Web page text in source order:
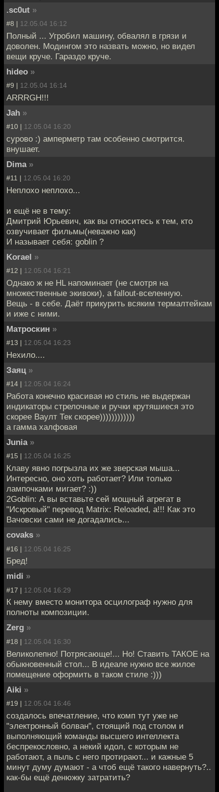
.sc0ut »
#8 | 12.05.04 16:12
Полный ... Угробил машину, обвалял в грязи и
доволен. Модингом это назвать можно, но видел
вещи круче. Гараздо круче.
hideo »
#9 | 12.05.04 16:14
ARRRGH!!!
Jah »
#10 | 12.05.04 16:20
сурово :) амперметр там особенно смотрится.
внушает.
Dima »
#11 | 12.05.04 16:20
Неплохо неплохо...
и ещё не в тему:
Дмитрий Юрьевич, как вы относитесь к тем, кто
озвучивает фильмы(неважно как)
И называет себя: goblin ?
Korael »
#12 | 12.05.04 16:21
Однако ж не HL напоминает (не смотря на
множественные экивоки), а fallout-вселенную.
Вещь - в себе. Даёт прикурить всяким термалтейкам
и иже с ними.
Матроскин »
#13 | 12.05.04 16:23
Нехило....
Заяц »
#14 | 12.05.04 16:24
Работа конечно красивая но стиль не выдержан
индикаторы стрелочные и ручки крутяшиеся это
скорее Ваулт Тек скорее))))))))))))
а гамма халфовая
Junia »
#15 | 12.05.04 16:25
Клаву явно погрызла их же зверская мыша...
Интересно, оно хоть работает? Или только
лампочками мигает? :))
2Goblin: А вы вставьте сей мощный агрегат в
"Искровый" перевод Matrix: Reloaded, а!!! Как это
Вачовски сами не догадались...
covaks »
#16 | 12.05.04 16:25
Бред!
midi »
#17 | 12.05.04 16:29
К нему вместо монитора осцилограф нужно для
полноты композиции.
Zerg »
#18 | 12.05.04 16:30
Великолепно! Потрясающе!... Но! Ставить ТАКОЕ на
обыкновенный стол... В идеале нужно все жилое
помещение оформить в таком стиле :)))
Aiki »
#19 | 12.05.04 16:46
создалось впечатление, что комп тут уже не
"электронный болван", стоящий под столом и
выполняющий команды высшего интеллекта
беспрекословно, а некий идол, с которым не
работают, а пыль с него протирают... и кажные 5
минут думу думают - а чтоб ещё такого навернуть?..
как-бы ещё денюжку затратить?